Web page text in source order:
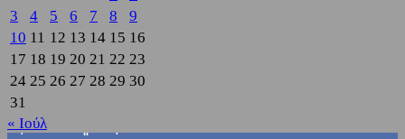
3
4 5 6 7 8
9
10 11 12 13 14 15 16
17 18 19 20 21 22 23
24 25 26 27 28 29 30
31
« Ιούλ
3,822